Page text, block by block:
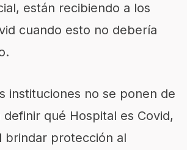
están recibiendo a los
cuando esto no debería
instituciones no se ponen de
qué Hospital es Covid,
brindar protección al